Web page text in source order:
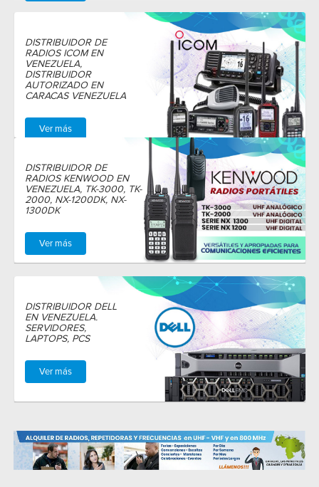
DISTRIBUIDOR DE
RADIOS ICOM EN
VENEZUELA,
DISTRIBUIDOR
AUTORIZADO EN
CARACAS VENEZUELA
Ver más
DISTRIBUIDOR DE
RADIOS KENWOOD EN
VENEZUELA, TK-3000, TK-
2000, NX-1200DK, NX-
1300DK
Ver más
DISTRIBUIDOR DELL
EN VENEZUELA.
SERVIDORES,
LAPTOPS, PCS
Ver más